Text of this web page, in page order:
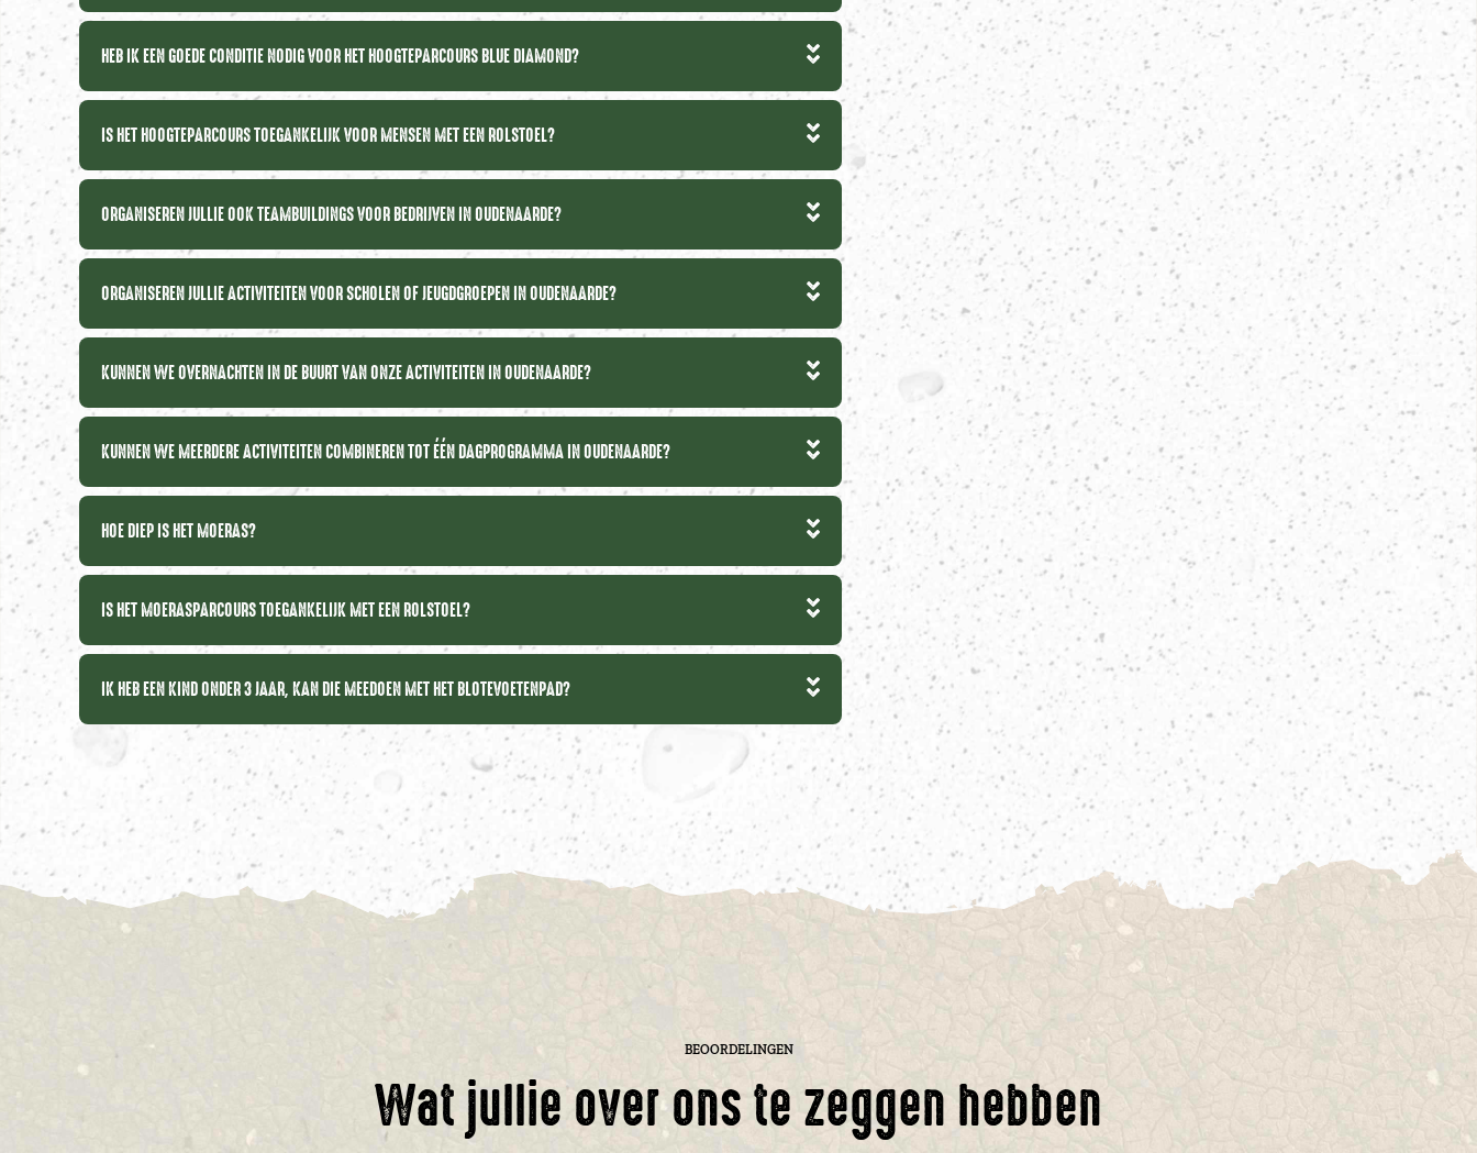
HEB IK EEN GOEDE CONDITIE NODIG VOOR HET HOOGTEPARCOURS BLUE DIAMOND?
IS HET HOOGTEPARCOURS TOEGANKELIJK VOOR MENSEN MET EEN ROLSTOEL?
ORGANISEREN JULLIE OOK TEAMBUILDINGS VOOR BEDRIJVEN IN OUDENAARDE?
ORGANISEREN JULLIE ACTIVITEITEN VOOR SCHOLEN OF JEUGDGROEPEN IN OUDENAARDE?
KUNNEN WE OVERNACHTEN IN DE BUURT VAN ONZE ACTIVITEITEN IN OUDENAARDE?
KUNNEN WE MEERDERE ACTIVITEITEN COMBINEREN TOT ÉÉN DAGPROGRAMMA IN OUDENAARDE?
HOE DIEP IS HET MOERAS?
IS HET MOERASPARCOURS TOEGANKELIJK MET EEN ROLSTOEL?
IK HEB EEN KIND ONDER 3 JAAR, KAN DIE MEEDOEN MET HET BLOTEVOETENPAD?
BEOORDELINGEN
Wat jullie over ons te zeggen hebben